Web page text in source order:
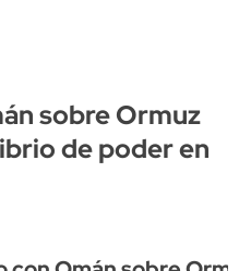
sobre Ormuz
de poder en